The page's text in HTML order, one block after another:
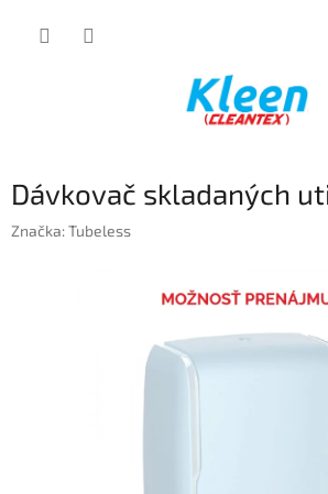
Dávkovač skladaných
Značka:Tubeless